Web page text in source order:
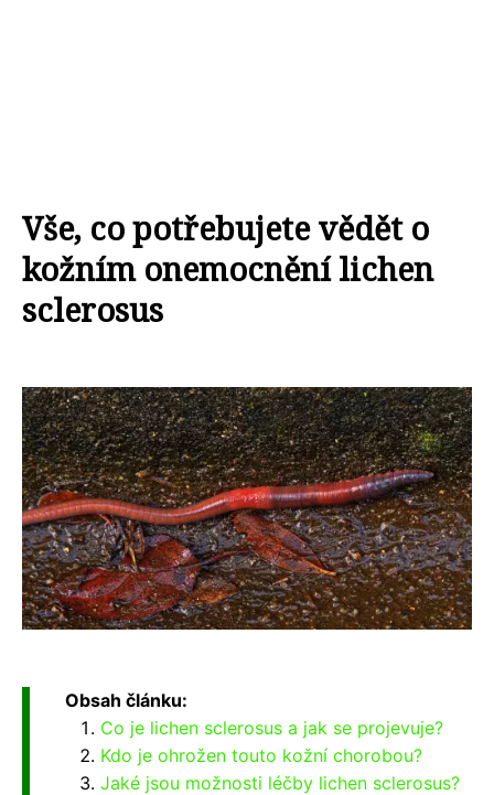
Vše, co potřebujete vědět o
kožním onemocnění lichen
sclerosus
Obsah článku:
Co je lichen sclerosus a jak se projevuje?
Kdo je ohrožen touto kožní chorobou?
Jaké jsou možnosti léčby lichen sclerosus?